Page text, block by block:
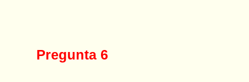
Pregunta 6